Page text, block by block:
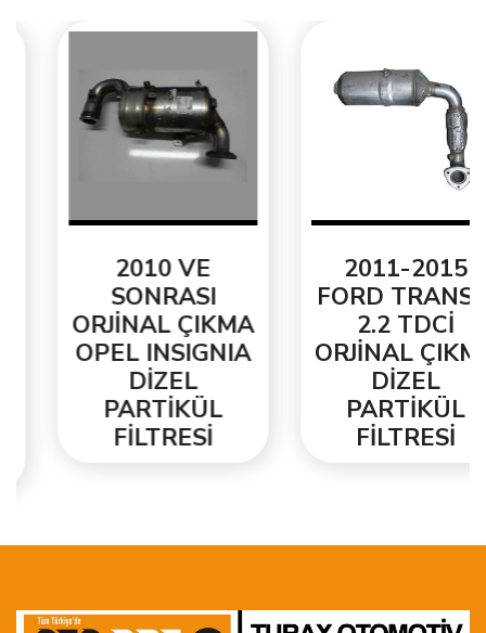
2010 VE
SONRASI
ORJİNAL ÇIKMA
OPEL INSIGNIA
DİZEL
PARTİKÜL
FİLTRESİ
2011-2015
FORD TRANSİT
2.2 TDCİ
ORJİNAL ÇIKMA
DİZEL
PARTİKÜL
FİLTRESİ